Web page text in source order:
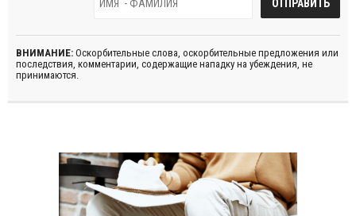
ВНИМАНИЕ: Оскорбительные слова, оскорбительные предложения или
последствия, комментарии, содержащие нападку на убеждения, не
принимаются.